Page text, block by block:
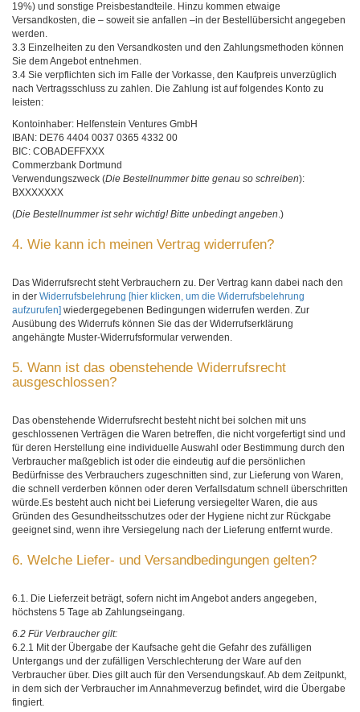
19%) und sonstige Preisbestandteile. Hinzu kommen etwaige
Versandkosten, die – soweit sie anfallen –in der Bestellübersicht angegeben
werden.
3.3 Einzelheiten zu den Versandkosten und den Zahlungsmethoden können
Sie dem Angebot entnehmen.
3.4 Sie verpflichten sich im Falle der Vorkasse, den Kaufpreis unverzüglich
nach Vertragsschluss zu zahlen. Die Zahlung ist auf folgendes Konto zu
leisten:
Kontoinhaber: Helfenstein Ventures GmbH
IBAN: DE76 4404 0037 0365 4332 00
BIC: COBADEFFXXX
Commerzbank Dortmund
Verwendungszweck (Die Bestellnummer bitte genau so schreiben):
BXXXXXXX
(Die Bestellnummer ist sehr wichtig! Bitte unbedingt angeben.)
4. Wie kann ich meinen Vertrag widerrufen?
Das Widerrufsrecht steht Verbrauchern zu. Der Vertrag kann dabei nach den
in der Widerrufsbelehrung [hier klicken, um die Widerrufsbelehrung
aufzurufen] wiedergegebenen Bedingungen widerrufen werden. Zur
Ausübung des Widerrufs können Sie das der Widerrufserklärung
angehängte Muster-Widerrufsformular verwenden.
5. Wann ist das obenstehende Widerrufsrecht
ausgeschlossen?
Das obenstehende Widerrufsrecht besteht nicht bei solchen mit uns
geschlossenen Verträgen die Waren betreffen, die nicht vorgefertigt sind und
für deren Herstellung eine individuelle Auswahl oder Bestimmung durch den
Verbraucher maßgeblich ist oder die eindeutig auf die persönlichen
Bedürfnisse des Verbrauchers zugeschnitten sind, zur Lieferung von Waren,
die schnell verderben können oder deren Verfallsdatum schnell überschritten
würde.Es besteht auch nicht bei Lieferung versiegelter Waren, die aus
Gründen des Gesundheitsschutzes oder der Hygiene nicht zur Rückgabe
geeignet sind, wenn ihre Versiegelung nach der Lieferung entfernt wurde.
6. Welche Liefer- und Versandbedingungen gelten?
6.1. Die Lieferzeit beträgt, sofern nicht im Angebot anders angegeben,
höchstens 5 Tage ab Zahlungseingang.
6.2 Für Verbraucher gilt:
6.2.1 Mit der Übergabe der Kaufsache geht die Gefahr des zufälligen
Untergangs und der zufälligen Verschlechterung der Ware auf den
Verbraucher über. Dies gilt auch für den Versendungskauf. Ab dem Zeitpunkt,
in dem sich der Verbraucher im Annahmeverzug befindet, wird die Übergabe
fingiert.